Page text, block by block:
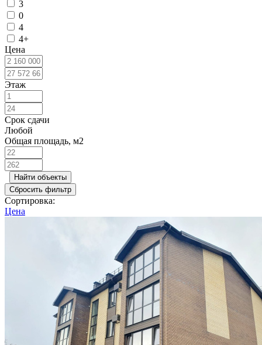
3
0
4
4+
Цена
Этаж
Срок сдачи
Любой
Общая площадь, м2
Найти объекты
Сбросить фильтр
Сортировка:
Цена